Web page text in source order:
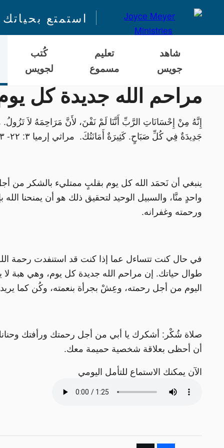
استمتع
شاهد
جويس
تعليم
مسموع
كُتب
لجويس
مراحم الله جديدة كل
إِنَّهُ مِنْ إِحْسَانَاتِ الرَّبِّ أَنَّنَا لَمْ نَفْنَ، لأَنَّ مَرَاحِمَهُ لاَ
جَدِيدَةٌ فِي كُلِّ صَبَاحٍ. كَثِيرَةٌ أَمَانَتُكَ. مراثي إرميا ٣: ٢٢- ٢٣
ينبغي أن نَحمَد الله كل يوم بقلبٍ ممتليء بالشكر من
واحدٍ منَّا، والسبيل الوحيد لتحقيق ذلك هو أن يمنحنا
ورحمته وغفرانه.
في حال كنت تتساءل عما إذا كنت قد استنفدت رحمة
طوال حياتك. إن مراحم الله جديدة كل يوم، وهي هبة لا
اليوم من أجل رحمته، وعِشْ بجرأة بنعمته، وكُن كما
صلاة شُكْر: أشكرك يا أبي من أجل رحمتك ورأفتك
أن أحظى بعلاقة شخصية حميمة معك.
الآن يمكنك الاستماع للتأمل اليومي